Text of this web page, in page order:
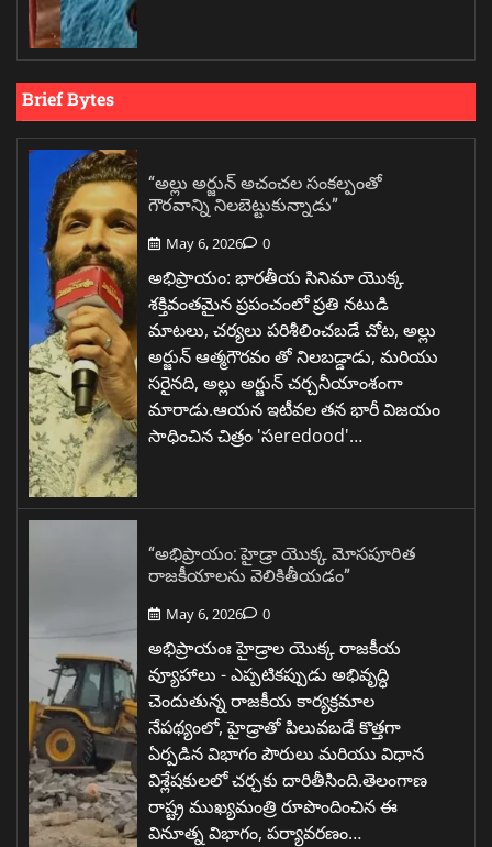
Brief Bytes
“అల్లు అర్జున్ అచంచల సంకల్పంతో
గౌరవాన్ని నిలబెట్టుకున్నాడు”
May 6, 2026 0
అభిప్రాయం: భారతీయ సినిమా యొక్క
శక్తివంతమైన ప్రపంచంలో ప్రతి నటుడి
మాటలు, చర్యలు పరిశీలించబడే చోట, అల్లు
అర్జున్ ఆత్మగౌరవం తో నిలబడ్డాడు, మరియు
సరైనది, అల్లు అర్జున్ చర్చనీయాంశంగా
మారాడు.ఆయన ఇటీవల తన భారీ విజయం
సాధించిన చిత్రం 'సeredood'…
“అభిప్రాయం: హైడ్రా యొక్క మోసపూరిత
రాజకీయాలను వెలికితీయడం”
May 6, 2026 0
అభిప్రాయంః హైడ్రాల యొక్క రాజకీయ
వ్యూహాలు - ఎప్పటికప్పుడు అభివృద్ధి
చెందుతున్న రాజకీయ కార్యక్రమాల
నేపథ్యంలో, హైడ్రాతో పిలువబడే కొత్తగా
ఏర్పడిన విభాగం పౌరులు మరియు విధాన
విశ్లేషకులలో చర్చకు దారితీసింది.తెలంగాణ
రాష్ట్ర ముఖ్యమంత్రి రూపొందించిన ఈ
వినూత్న విభాగం, పర్యావరణం…